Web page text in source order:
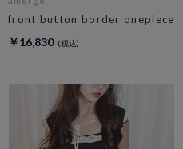
front button border onepiece
￥16,830